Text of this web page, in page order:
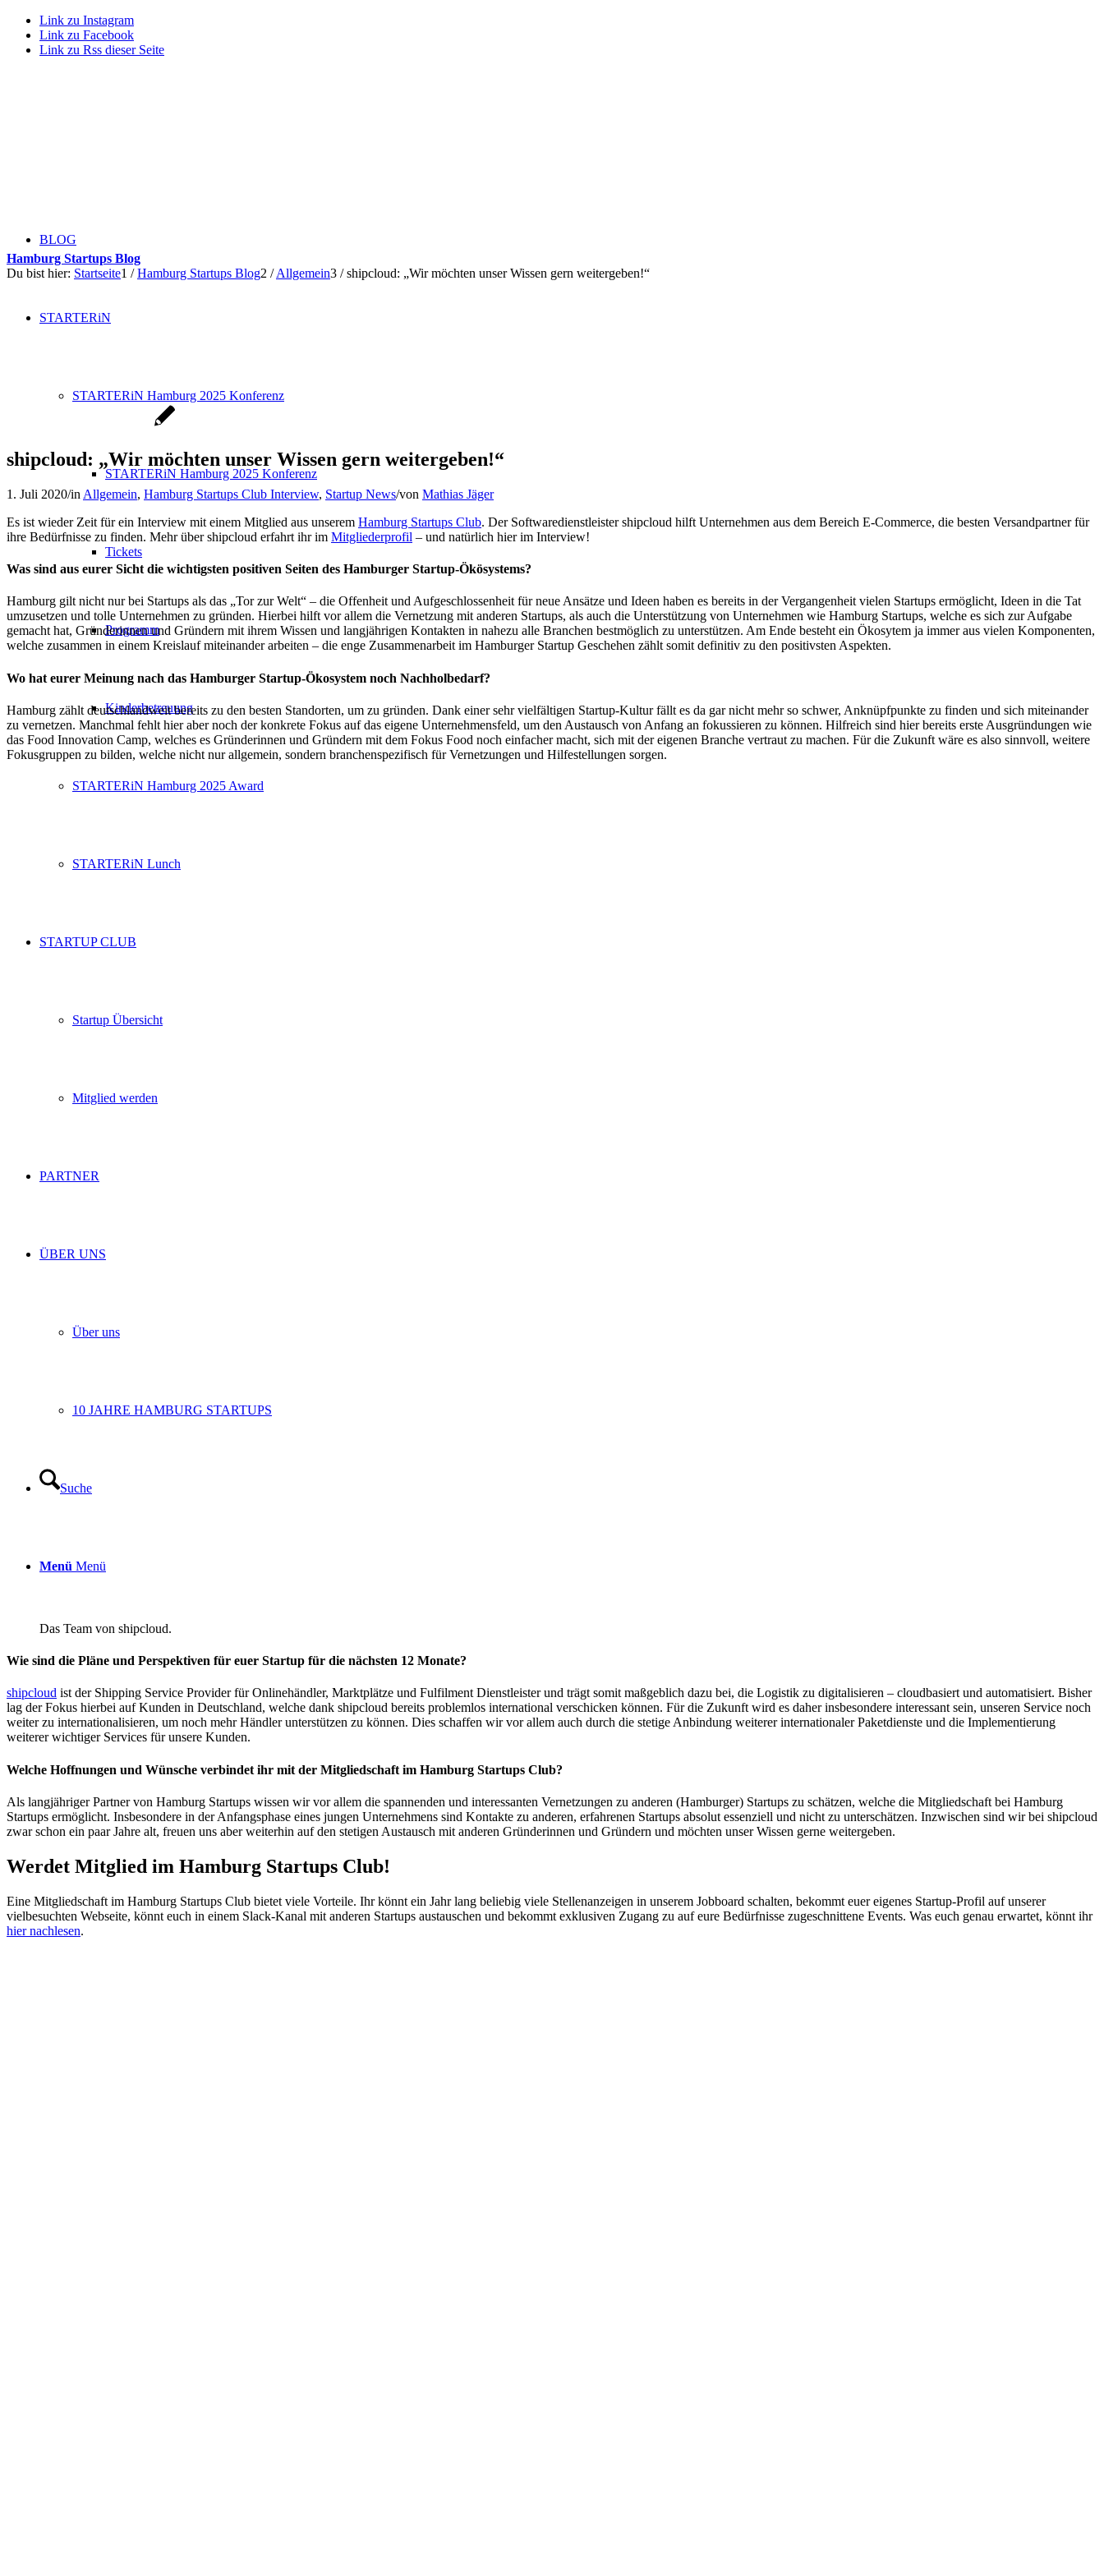
Link zu Instagram
Link zu Facebook
Link zu Rss dieser Seite
BLOG
STARTERiN
STARTERiN Hamburg 2025 Konferenz
STARTERiN Hamburg 2025 Konferenz
Tickets
Programm
Kinderbetreuung
STARTERiN Hamburg 2025 Award
STARTERiN Lunch
STARTUP CLUB
Startup Übersicht
Mitglied werden
PARTNER
ÜBER UNS
Über uns
10 JAHRE HAMBURG STARTUPS
Suche
Menü Menü
Hamburg Startups Blog
Du bist hier: Startseite1 / Hamburg Startups Blog2 / Allgemein3 / shipcloud: „Wir möchten unser Wissen gern weitergeben!“
shipcloud: „Wir möchten unser Wissen gern weitergeben!“
1. Juli 2020/in Allgemein, Hamburg Startups Club Interview, Startup News/von Mathias Jäger
Es ist wieder Zeit für ein Interview mit einem Mitglied aus unserem Hamburg Startups Club. Der Softwaredienstleister shipcloud hilft Unternehmen aus dem Bereich E-Commerce, die besten Versandpartner für
ihre Bedürfnisse zu finden. Mehr über shipcloud erfahrt ihr im Mitgliederprofil – und natürlich hier im Interview!
Was sind aus eurer Sicht die wichtigsten positiven Seiten des Hamburger Startup-Ökösystems?
Hamburg gilt nicht nur bei Startups als das „Tor zur Welt“ – die Offenheit und Aufgeschlossenheit für neue Ansätze und Ideen haben es bereits in der Vergangenheit vielen Startups ermöglicht, Ideen in die Tat
umzusetzen und tolle Unternehmen zu gründen. Hierbei hilft vor allem die Vernetzung mit anderen Startups, als auch die Unterstützung von Unternehmen wie Hamburg Startups, welche es sich zur Aufgabe
gemacht hat, Gründerinnen und Gründern mit ihrem Wissen und langjährigen Kontakten in nahezu alle Branchen bestmöglich zu unterstützen. Am Ende besteht ein Ökosytem ja immer aus vielen Komponenten,
welche zusammen in einem Kreislauf miteinander arbeiten – die enge Zusammenarbeit im Hamburger Startup Geschehen zählt somit definitiv zu den positivsten Aspekten.
Wo hat eurer Meinung nach das Hamburger Startup-Ökosystem noch Nachholbedarf?
Hamburg zählt deutschlandweit bereits zu den besten Standorten, um zu gründen. Dank einer sehr vielfältigen Startup-Kultur fällt es da gar nicht mehr so schwer, Anknüpfpunkte zu finden und sich miteinander
zu vernetzen. Manchmal fehlt hier aber noch der konkrete Fokus auf das eigene Unternehmensfeld, um den Austausch von Anfang an fokussieren zu können. Hilfreich sind hier bereits erste Ausgründungen wie
das Food Innovation Camp, welches es Gründerinnen und Gründern mit dem Fokus Food noch einfacher macht, sich mit der eigenen Branche vertraut zu machen. Für die Zukunft wäre es also sinnvoll, weitere
Fokusgruppen zu bilden, welche nicht nur allgemein, sondern branchenspezifisch für Vernetzungen und Hilfestellungen sorgen.
Das Team von shipcloud.
Wie sind die Pläne und Perspektiven für euer Startup für die nächsten 12 Monate?
shipcloud ist der Shipping Service Provider für Onlinehändler, Marktplätze und Fulfilment Dienstleister und trägt somit maßgeblich dazu bei, die Logistik zu digitalisieren – cloudbasiert und automatisiert. Bisher
lag der Fokus hierbei auf Kunden in Deutschland, welche dank shipcloud bereits problemlos international verschicken können. Für die Zukunft wird es daher insbesondere interessant sein, unseren Service noch
weiter zu internationalisieren, um noch mehr Händler unterstützen zu können. Dies schaffen wir vor allem auch durch die stetige Anbindung weiterer internationaler Paketdienste und die Implementierung
weiterer wichtiger Services für unsere Kunden.
Welche Hoffnungen und Wünsche verbindet ihr mit der Mitgliedschaft im Hamburg Startups Club?
Als langjähriger Partner von Hamburg Startups wissen wir vor allem die spannenden und interessanten Vernetzungen zu anderen (Hamburger) Startups zu schätzen, welche die Mitgliedschaft bei Hamburg
Startups ermöglicht. Insbesondere in der Anfangsphase eines jungen Unternehmens sind Kontakte zu anderen, erfahrenen Startups absolut essenziell und nicht zu unterschätzen. Inzwischen sind wir bei shipcloud
zwar schon ein paar Jahre alt, freuen uns aber weiterhin auf den stetigen Austausch mit anderen Gründerinnen und Gründern und möchten unser Wissen gerne weitergeben.
Werdet Mitglied im Hamburg Startups Club!
Eine Mitgliedschaft im Hamburg Startups Club bietet viele Vorteile. Ihr könnt ein Jahr lang beliebig viele Stellenanzeigen in unserem Jobboard schalten, bekommt euer eigenes Startup-Profil auf unserer
vielbesuchten Webseite, könnt euch in einem Slack-Kanal mit anderen Startups austauschen und bekommt exklusiven Zugang zu auf eure Bedürfnisse zugeschnittene Events. Was euch genau erwartet, könnt ihr
hier nachlesen.